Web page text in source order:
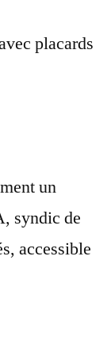
placards
un
syndic de
accessible